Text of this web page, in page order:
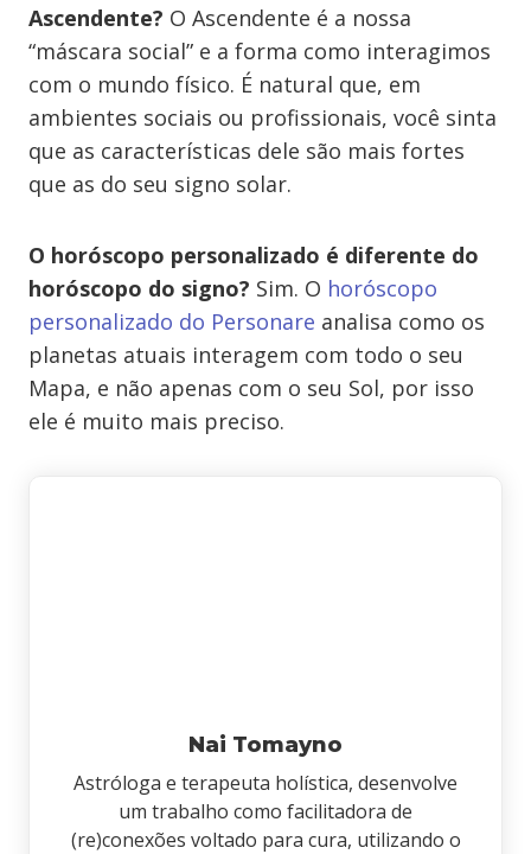
Ascendente? O Ascendente é a nossa
“máscara social” e a forma como interagimos
com o mundo físico. É natural que, em
ambientes sociais ou profissionais, você sinta
que as características dele são mais fortes
que as do seu signo solar.
O horóscopo personalizado é diferente do
horóscopo do signo? Sim. O horóscopo
personalizado do Personare analisa como os
planetas atuais interagem com todo o seu
Mapa, e não apenas com o seu Sol, por isso
ele é muito mais preciso.
Nai Tomayno
Astróloga e terapeuta holística, desenvolve
um trabalho como facilitadora de
(re)conexões voltado para cura, utilizando o